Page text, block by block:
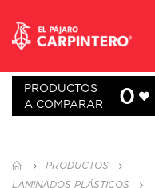
PRODUCTOS
A COMPARAR
0
PRODUCTOS
LAMINADOS PLÁSTICOS